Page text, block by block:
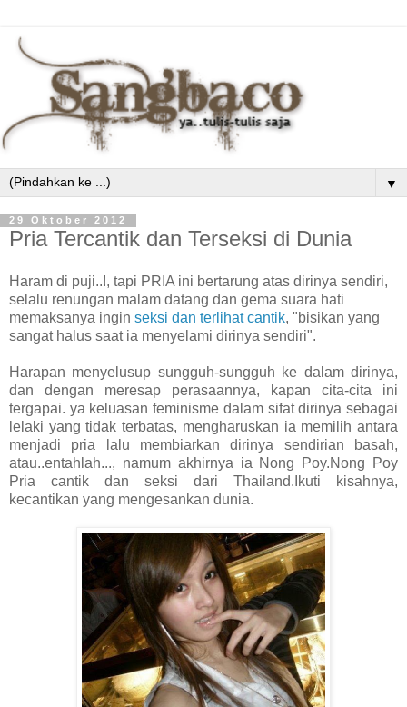
▼
29 Oktober 2012
Pria Tercantik dan Terseksi di Dunia
Haram di puji..!, tapi PRIA ini bertarung atas dirinya sendiri,
selalu renungan malam datang dan gema suara hati
memaksanya ingin seksi dan terlihat cantik, "bisikan yang
sangat halus saat ia menyelami dirinya sendiri".
Harapan menyelusup sungguh-sungguh ke dalam dirinya,
dan dengan meresap perasaannya, kapan cita-cita ini
tergapai. ya keluasan feminisme dalam sifat dirinya sebagai
lelaki yang tidak terbatas, mengharuskan ia memilih antara
menjadi pria lalu membiarkan dirinya sendirian basah,
atau..entahlah..., namum akhirnya ia Nong Poy.Nong Poy
Pria cantik dan seksi dari Thailand.Ikuti kisahnya,
kecantikan yang mengesankan dunia.